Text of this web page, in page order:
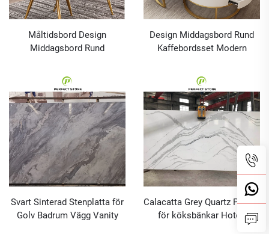
Måltidsbord Design
Middagsbord Rund
Möbel Grå Sinterad Sten
Design Middagsbord Rund
Kaffebordsset Modern
Måltidsbord och Stolar
Svart Sinterad Stenplatta för
Golv Badrum Vägg Vanity
Calacatta Grey Quartz Plattor
för köksbänkar Hotell